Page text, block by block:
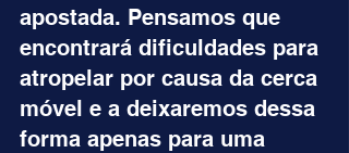
apostada. Pensamos que
encontrará dificuldades para
atropelar por causa da cerca
móvel e a deixaremos dessa
forma apenas para uma